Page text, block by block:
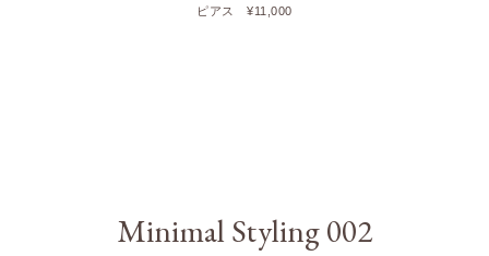
ピアス ¥11,000
Minimal Styling 002